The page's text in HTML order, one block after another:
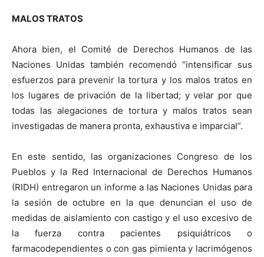
MALOS TRATOS
Ahora bien, el Comité de Derechos Humanos de las
Naciones Unidas también recomendó “intensificar sus
esfuerzos para prevenir la tortura y los malos tratos en
los lugares de privación de la libertad; y velar por que
todas las alegaciones de tortura y malos tratos sean
investigadas de manera pronta, exhaustiva e imparcial”.
En este sentido, las organizaciones Congreso de los
Pueblos y la Red Internacional de Derechos Humanos
(RIDH) entregaron un informe a las Naciones Unidas para
la sesión de octubre en la que denuncian el uso de
medidas de aislamiento con castigo y el uso excesivo de
la fuerza contra pacientes psiquiátricos o
farmacodependientes o con gas pimienta y lacrimógenos